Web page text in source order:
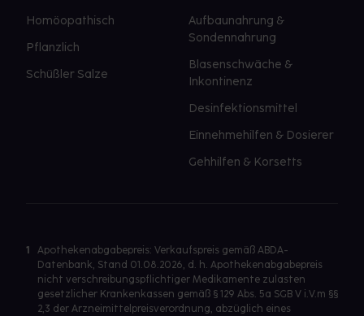
Homöopathisch
Pflanzlich
Schüßler Salze
Aufbaunahrung &
Sondennahrung
Blasenschwäche &
Inkontinenz
Desinfektionsmittel
Einnehmehilfen & Dosierer
Gehhilfen & Korsetts
1
Apothekenabgabepreis: Verkaufspreis gemäß ABDA-
Datenbank, Stand 01.08.2026, d. h. Apothekenabgabepreis
nicht verschreibungspflichtiger Medikamente zulasten
gesetzlicher Krankenkassen gemäß § 129 Abs. 5a SGB V i.V.m §§
2,3 der Arzneimittelpreisverordnung, abzüglich eines